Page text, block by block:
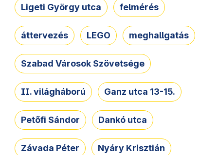
Ligeti György utca felmérés
áttervezés LEGO meghallgatás
Szabad Városok Szövetsége
II. világháború Ganz utca 13-15.
Petőfi Sándor Dankó utca
Závada Péter Nyáry Krisztián